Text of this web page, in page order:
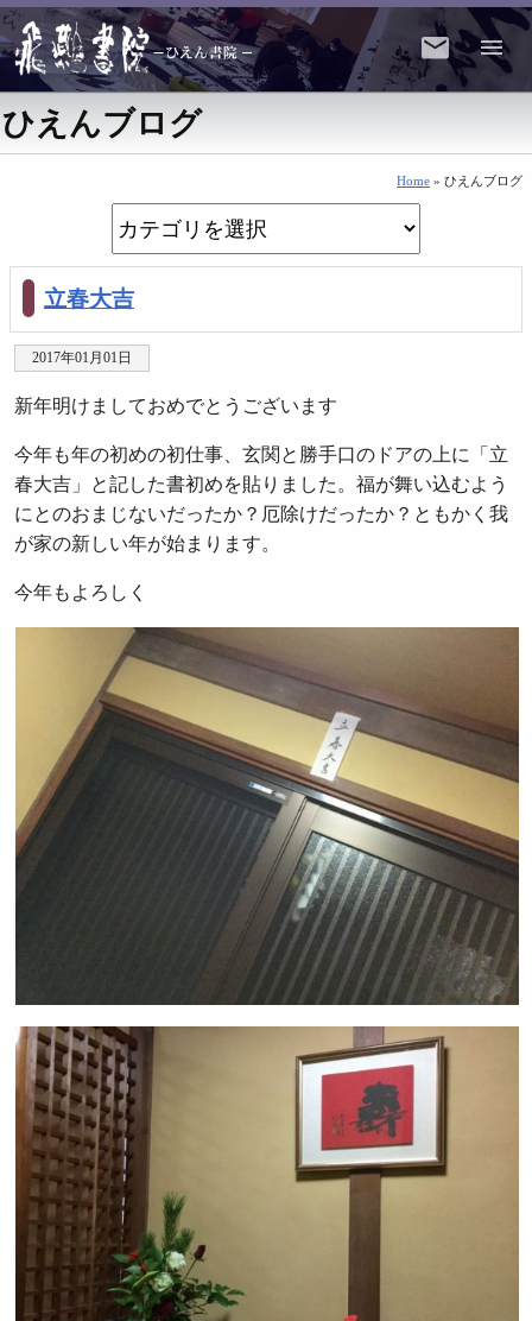
ひえんブログ
Home » ひえんブログ
立春大吉
2017年01月01日
新年明けましておめでとうございます
今年も年の初めの初仕事、玄関と勝手口のドアの上に「立
春大吉」と記した書初めを貼りました。福が舞い込むよう
にとのおまじないだったか？厄除けだったか？ともかく我
が家の新しい年が始まります。
今年もよろしく